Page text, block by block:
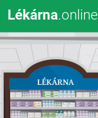
Lékárna.online